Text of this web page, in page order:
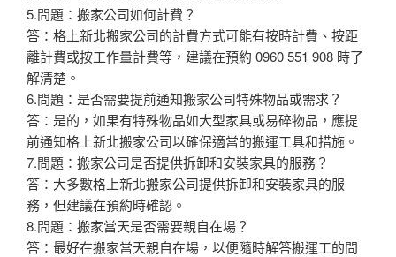
5.問題：搬家公司如何計費？
答：格上新北搬家公司的計費方式可能有按時計費、按距
離計費或按工作量計費等，建議在預約 0960 551 908 時了
解清楚。
6.問題：是否需要提前通知搬家公司特殊物品或需求？
答：是的，如果有特殊物品如大型家具或易碎物品，應提
前通知格上新北搬家公司以確保適當的搬運工具和措施。
7.問題：搬家公司是否提供拆卸和安裝家具的服務？
答：大多數格上新北搬家公司提供拆卸和安裝家具的服
務，但建議在預約時確認。
8.問題：搬家當天是否需要親自在場？
答：最好在搬家當天親自在場，以便隨時解答搬運工的問